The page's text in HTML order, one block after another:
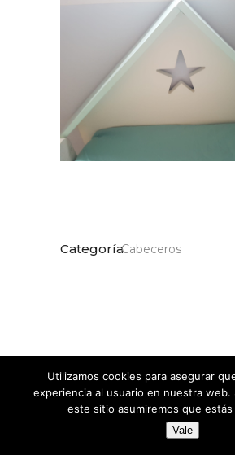
CategoríaCabeceros
Share:
Utilizamos cookies para asegurar
experiencia al usuario en nuestra web.
este sitio asumiremos que
Vale